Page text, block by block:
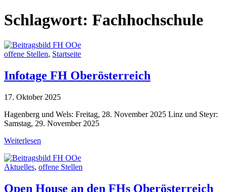
Schlagwort: Fachhochschule
offene Stellen, Startseite
Infotage FH Oberösterreich
17. Oktober 2025
Hagenberg und Wels: Freitag, 28. November 2025 Linz und Steyr:
Samstag, 29. November 2025
Weiterlesen
Aktuelles, offene Stellen
Open House an den FHs Oberösterreich